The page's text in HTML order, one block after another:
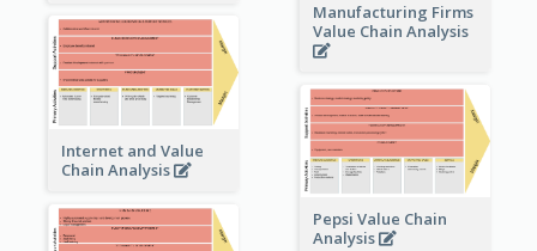
Manufacturing Firms
Value Chain Analysis
Internet and Value
Chain Analysis
Pepsi Value Chain
Analysis